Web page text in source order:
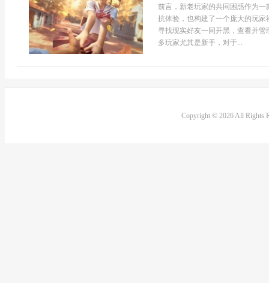
前言，新老玩家的共同困惑作为
抗体验，也构建了一个庞大的玩
寻找现实好友一同开黑，查看并
多玩家尤其是新手，对于...
Copyright © 2026 All Rights